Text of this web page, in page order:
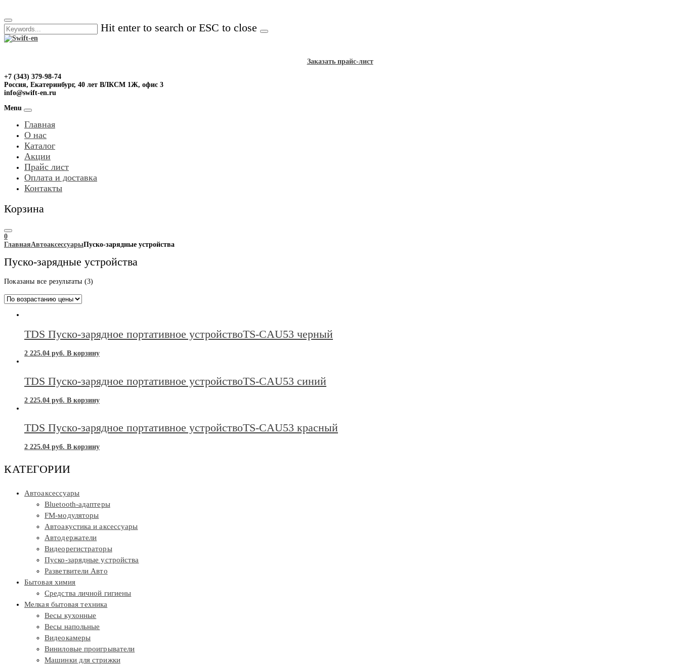
to
content
Hit enter to search or ESC to close
Заказать прайс-лист
+7 (343) 379-98-74
Россия, Екатеринбург, 40 лет ВЛКСМ 1Ж, офис 3
info@swift-en.ru
Menu
Главная
О нас
Каталог
Акции
Прайс лист
Оплата и доставка
Контакты
Корзина
0
ГлавнаяАвтоаксессуарыПуско-зарядные устройства
Пуско-зарядные устройства
Показаны все результаты (3)
TDS Пуско-зарядное портативное устройствоTS-CAU53 черный
2 225.04 руб. В корзину
TDS Пуско-зарядное портативное устройствоTS-CAU53 синий
2 225.04 руб. В корзину
TDS Пуско-зарядное портативное устройствоTS-CAU53 красный
2 225.04 руб. В корзину
КАТЕГОРИИ
Автоаксессуары
Bluetooth-адаптеры
FM-модуляторы
Автоакустика и аксессуары
Автодержатели
Видеорегистраторы
Пуско-зарядные устройства
Разветвители Авто
Бытовая химия
Средства личной гигиены
Мелкая бытовая техника
Весы кухонные
Весы напольные
Видеокамеры
Виниловые проигрыватели
Машинки для стрижки